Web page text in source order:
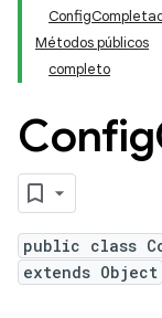
Métodos públicos
completo
Config
public class
extends Object